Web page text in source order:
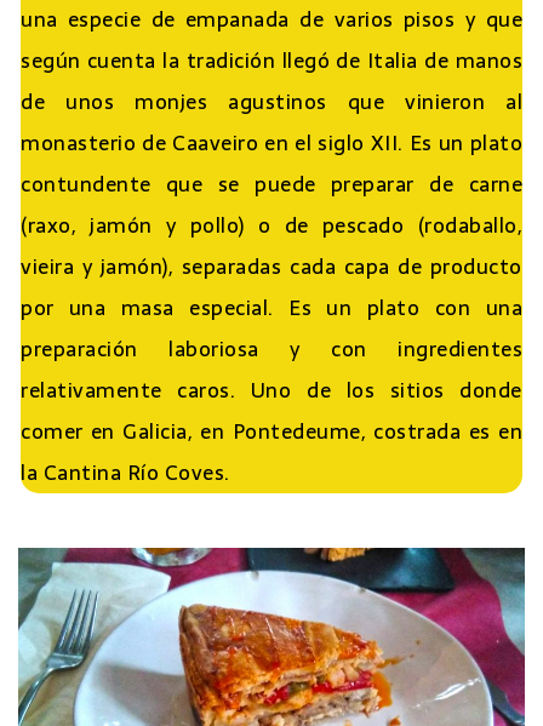
una especie de empanada de varios pisos y que
según cuenta la tradición llegó de Italia de manos
de unos monjes agustinos que vinieron al
monasterio de Caaveiro en el siglo XII. Es un plato
contundente que se puede preparar de carne
(raxo, jamón y pollo) o de pescado (rodaballo,
vieira y jamón), separadas cada capa de producto
por una masa especial. Es un plato con una
preparación laboriosa y con ingredientes
relativamente caros. Uno de los sitios donde
comer en Galicia, en Pontedeume, costrada es en
la Cantina Río Coves.